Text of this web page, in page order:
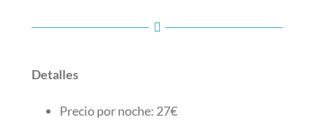
Detalles
Precio por noche: 27€